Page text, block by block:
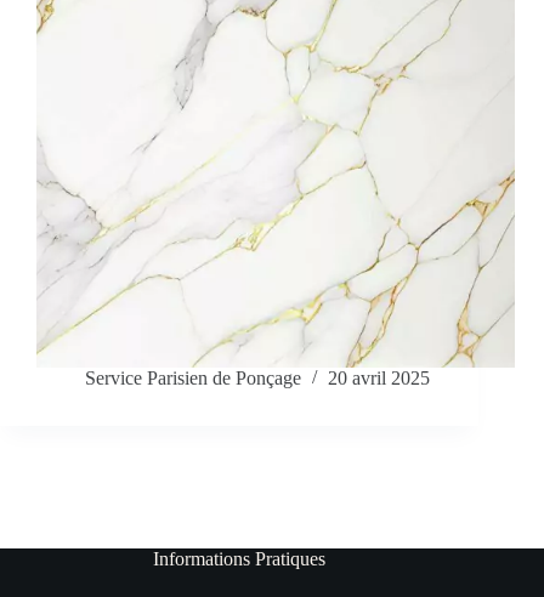
Service Parisien de Ponçage 20 avril 2025
Informations Pratiques